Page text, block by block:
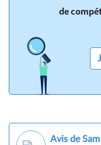
de
Avis de